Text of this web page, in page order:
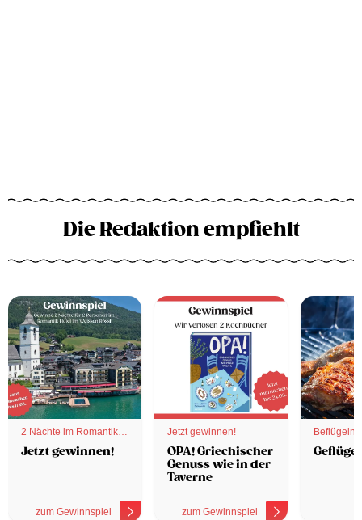
Die Redaktion empfiehlt
2 Nächte im Romantik
Hotel
Jetzt gewinnen!
zum Gewinnspiel
Jetzt gewinnen!
OPA! Griechischer
Genuss wie in der
Taverne
zum Gewinnspiel